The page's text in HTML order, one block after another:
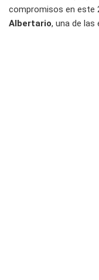
compromisos en este
Albertario, una de las